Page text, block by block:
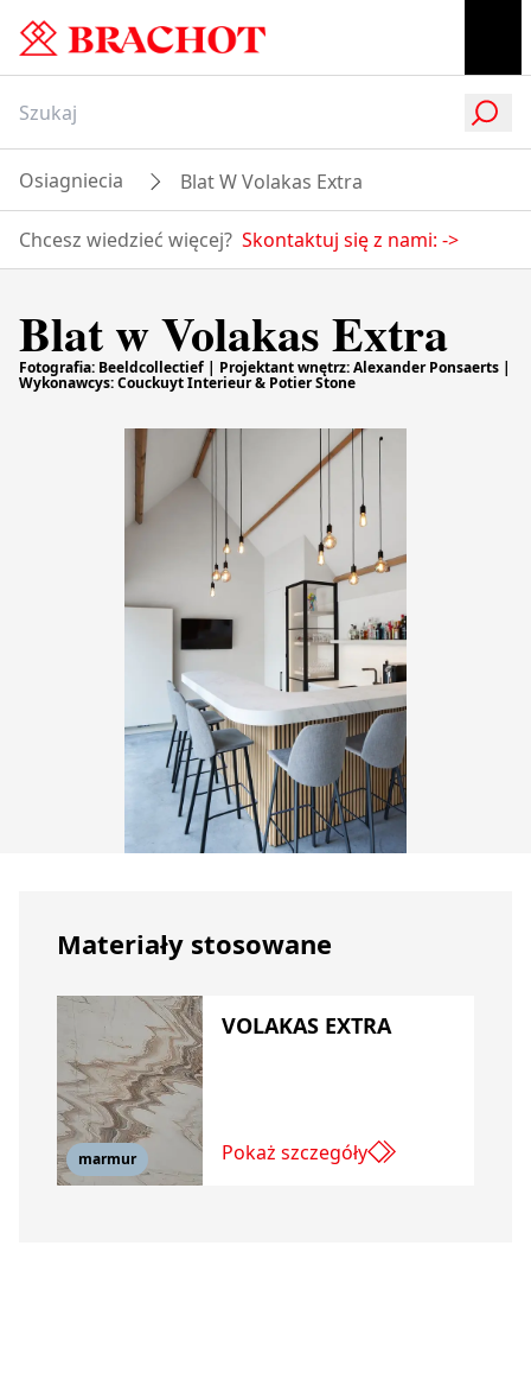
Osiagniecia Blat W Volakas Extra
Chcesz wiedzieć więcej? Skontaktuj się z nami: ->
Blat w Volakas Extra
Fotografia: Beeldcollectief | Projektant wnętrz: Alexander Ponsaerts |
Wykonawcys: Couckuyt Interieur & Potier Stone
Materiały stosowane
marmur
VOLAKAS EXTRA
Pokaż szczegóły